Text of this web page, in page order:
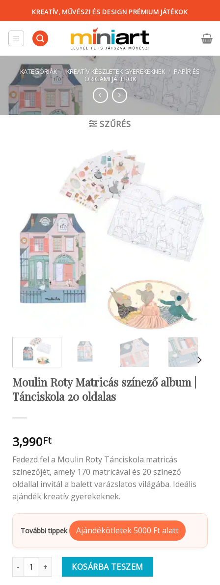
content
KREATÍV, MŰVÉSZI ÉS DESIGN PRÉMIUM JÁTÉKOK
KATEGÓRIÁK / KREATÍV KÉSZLETEK GYEREKEKNEK / PAPÍR ÉS
ORIGAMI JÁTÉKOK
SZŰRÉS
Moulin Roty Matricás színező album |
Tánciskola 20 oldalas
3,990Ft
Fedezd fel a Moulin Roty Tánciskola matricás
színezőjét, amely 170 matricával és 20 színező
oldallal invitál a balett varázslatos világába. Ideális
ajándék kreatív gyerekeknek.
További tippek Ajándékötletek 5000 Ft alatt
Moulin Roty Matricás színező album | Tánciskola 20 oldalas
KOSÁRBA TESZEM